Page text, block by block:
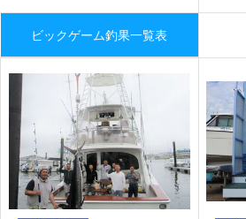
ボート免許
サービス案内
ビックゲーム釣果一覧表